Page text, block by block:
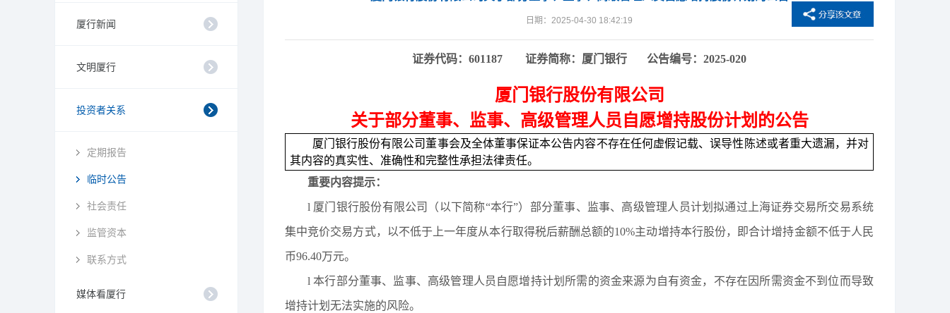
厦行新闻
文明厦行
投资者关系
定期报告
临时公告
社会责任
监管资本
联系方式
媒体看厦行
日期：2025-04-30 18:42:19
证券代码： 601187 证券简称：厦门银行 公告编号： 2025-020
厦门银行股份有限公司
关于部分董事、监事、高级管理人员自愿增持股份计划的公告
厦门银行股份有限公司董事会及全体董事保证本公告内容不存在任何虚假记载、误导性陈述或者重大遗漏，并对
其内容的真实性、准确性和完整性承担法律责任。
重要内容提示：
l 厦门银行股份有限公司（以下简称“本行”）部分董事、监事、高级管理人员计划拟通过上海证券交易所交易系统
集中竞价交易方式，以不低于上一年度从本行取得税后薪酬总额的10%主动增持本行股份，即合计增持金额不低于人民
币96.40万元。
l 本行部分董事、监事、高级管理人员自愿增持计划所需的资金来源为自有资金，不存在因所需资金不到位而导致
增持计划无法实施的风险。